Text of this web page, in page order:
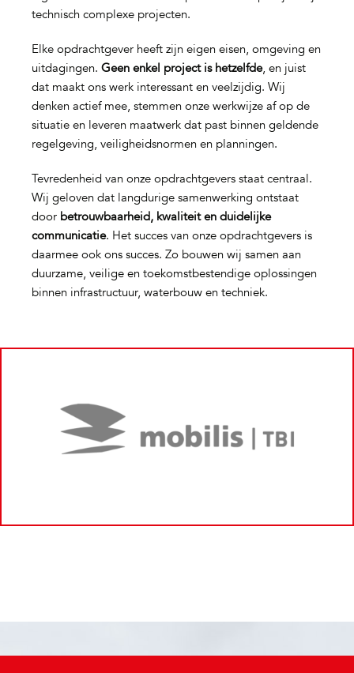
technisch complexe projecten.
Elke opdrachtgever heeft zijn eigen eisen, omgeving en
uitdagingen. Geen enkel project is hetzelfde, en juist
dat maakt ons werk interessant en veelzijdig. Wij
denken actief mee, stemmen onze werkwijze af op de
situatie en leveren maatwerk dat past binnen geldende
regelgeving, veiligheidsnormen en planningen.
Tevredenheid van onze opdrachtgevers staat centraal.
Wij geloven dat langdurige samenwerking ontstaat
door betrouwbaarheid, kwaliteit en duidelijke
communicatie. Het succes van onze opdrachtgevers is
daarmee ook ons succes. Zo bouwen wij samen aan
duurzame, veilige en toekomstbestendige oplossingen
binnen infrastructuur, waterbouw en techniek.